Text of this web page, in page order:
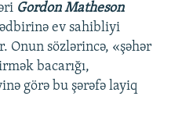
Gordon Matheson
ev sahibliyi
Onun sözlərincə, «şəhər
bacarığı,
görə bu şərəfə layiq